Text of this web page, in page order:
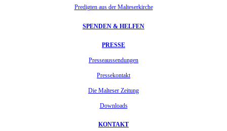
Predigten aus der Malteserkirche
SPENDEN & HELFEN
PRESSE
Presseaussendungen
Pressekontakt
Die Malteser Zeitung
Downloads
KONTAKT